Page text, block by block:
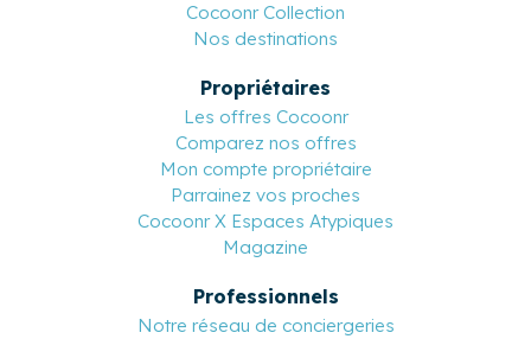
Cocoonr Collection
Nos destinations
Propriétaires
Les offres Cocoonr
Comparez nos offres
Mon compte propriétaire
Parrainez vos proches
Cocoonr X Espaces Atypiques
Magazine
Professionnels
Notre réseau de conciergeries